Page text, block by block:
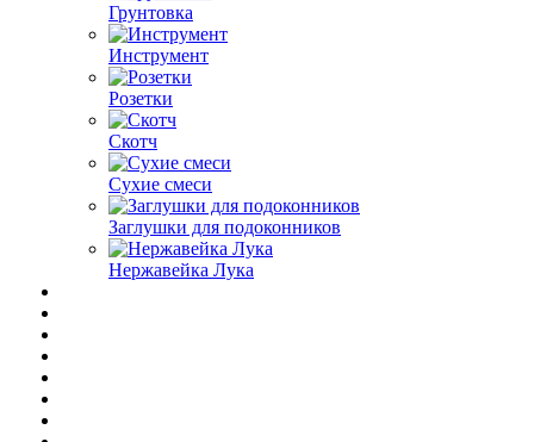
Грунтовка
Инструмент
Розетки
Скотч
Сухие смеси
Заглушки для подоконников
Нержавейка Лука